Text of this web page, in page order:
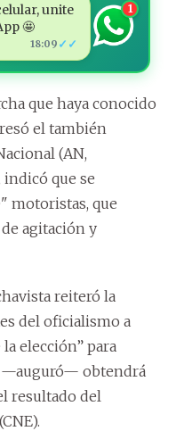
unite
🤩
18:09 ✓✓
1
que haya conocido
el también
(AN,
indicó que se
motoristas, que
agitación y
reiteró la
del oficialismo a
la elección” para
—auguró— obtendrá
resultado del